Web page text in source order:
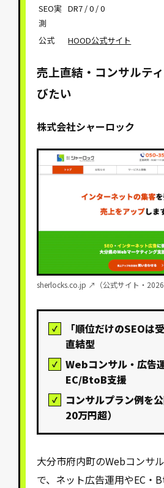
SEO実
測
DR7 / 0 / 0
公式 HOOD公式サイト
売上直結・コンサルテ
びたい
株式会社シャーロック
sherlocks.co.jp ↗（公式サイト・2026
「順位だけのSEOは
直結型
Webコンサル・広告
EC/BtoB支援
コンサルプラン例を
20万円超）
大分市府内町のWebコンサ
で、ネット広告運用やEC・